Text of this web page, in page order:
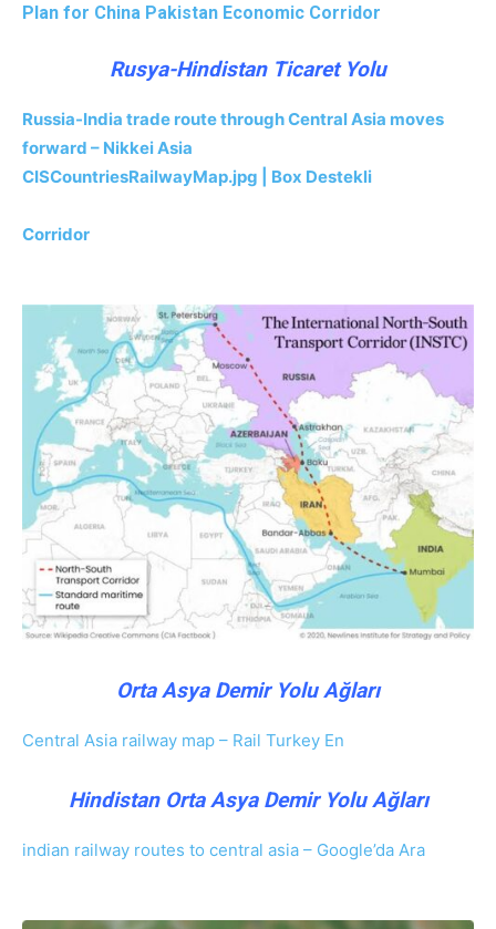
Plan for China Pakistan Economic Corridor
Rusya-Hindistan Ticaret Yolu
Russia-India trade route through Central Asia moves
forward – Nikkei Asia
CISCountriesRailwayMap.jpg | Box Destekli
Corridor
Orta Asya Demir Yolu Ağları
Central Asia railway map – Rail Turkey En
Hindistan Orta Asya Demir Yolu Ağları
indian railway routes to central asia – Google’da Ara